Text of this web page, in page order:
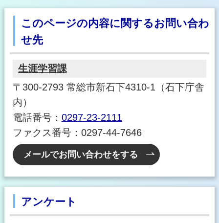
このページの内容に関するお問い合わ
せ先
生涯学習課
〒300-2793 常総市新石下4310-1（石下庁舎
内）
電話番号： 0297-23-2111
ファクス番号：0297-44-7646
メールでお問い合わせをする
アンケート